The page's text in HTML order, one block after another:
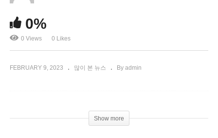
미국 ‘중국 풍선기구 군사정보통신 정찰수집했다’
0%
0 Views 0 Likes
FEBRUARY 9, 2023 많이 본 뉴스 By admin
Show more